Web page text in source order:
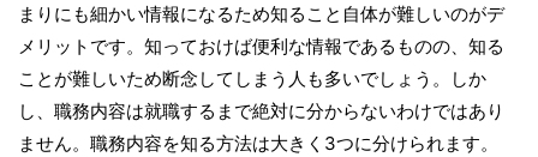
まりにも細かい情報になるため知ること自体が難しいのがデ
メリットです。知っておけば便利な情報であるものの、知る
ことが難しいため断念してしまう人も多いでしょう。しか
し、職務内容は就職するまで絶対に分からないわけではあり
ません。職務内容を知る方法は大きく3つに分けられます。